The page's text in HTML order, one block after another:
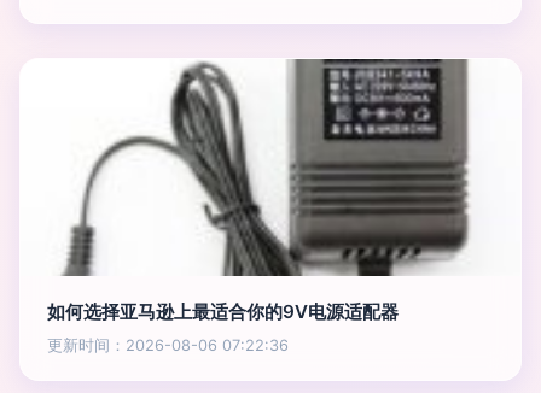
如何选择亚马逊上最适合你的9V电源适配器
更新时间：2026-08-06 07:22:36